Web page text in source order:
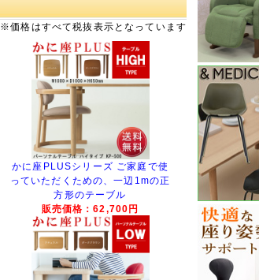
※価格はすべて税抜表示となっています
かに座PLUSシリーズ ご家庭で使
っていただくための、一辺1mの正
方形のテーブル
販売価格：62,700円